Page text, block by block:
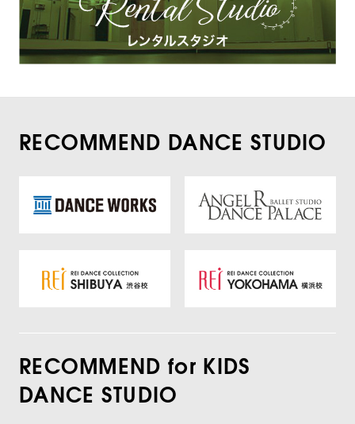
RECOMMEND DANCE STUDIO
RECOMMEND for KIDS
DANCE STUDIO